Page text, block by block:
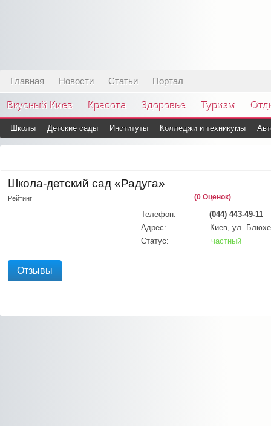
Главная Новости Статьи Портал
Вкусный Киев Красота Здоровье Туризм
Школы Детские сады Институты Колледжи и техникумы
Школа-детский сад «Радуга»
Рейтинг (0 Оценок)
Телефон:
(044) 443-49-11
Адрес:
Киев, ул.
Статус:
частный
Отзывы